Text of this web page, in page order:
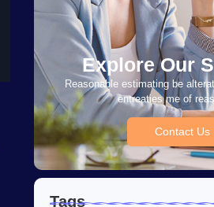
Explore Our
Reasonable estimating be
entreaties me of
Contact Us
Tags